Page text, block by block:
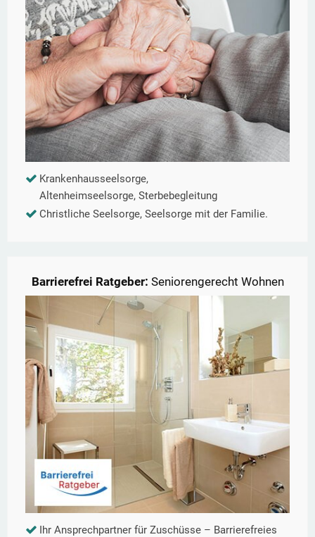
Krankenhausseelsorge,
Altenheimseelsorge, Sterbebegleitung
Christliche Seelsorge, Seelsorge mit der Familie.
Barrierefrei Ratgeber: Seniorengerecht Wohnen
Ihr Ansprechpartner für Zuschüsse – Barrierefreies